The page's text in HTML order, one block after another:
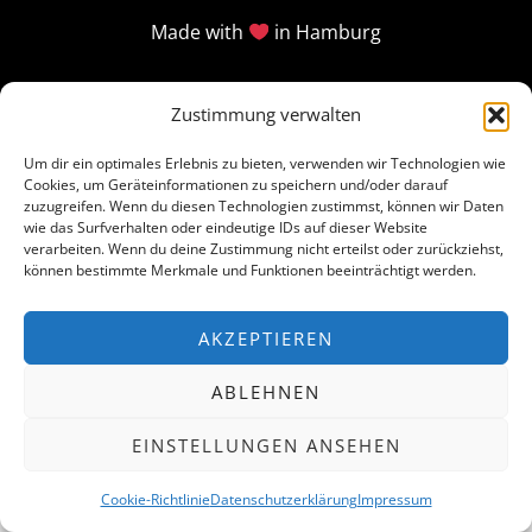
Zustimmung verwalten
Um dir ein optimales Erlebnis zu bieten, verwenden wir Technologien wie
Cookies, um Geräteinformationen zu speichern und/oder darauf
zuzugreifen. Wenn du diesen Technologien zustimmst, können wir Daten
wie das Surfverhalten oder eindeutige IDs auf dieser Website
verarbeiten. Wenn du deine Zustimmung nicht erteilst oder zurückziehst,
können bestimmte Merkmale und Funktionen beeinträchtigt werden.
AKZEPTIEREN
ABLEHNEN
EINSTELLUNGEN ANSEHEN
Cookie-RichtlinieDatenschutzerklärungImpressum
Made with in Hamburg